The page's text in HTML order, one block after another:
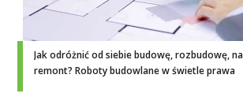
Jak odróżnić od siebie budowę, rozbudowę,
remont? Roboty budowlane w świetle prawa